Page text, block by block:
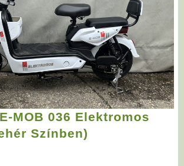
MOB 036 Elektromos
Színben)